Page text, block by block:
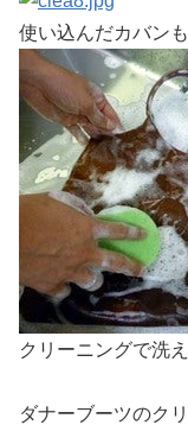
使い込んだカバンも
クリーニングで洗え
ダナーブーツのク